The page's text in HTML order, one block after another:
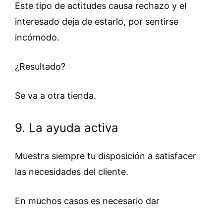
Este tipo de actitudes causa rechazo y el
interesado deja de estarlo, por sentirse
incómodo.
¿Resultado?
Se va a otra tienda.
9. La ayuda activa
Muestra siempre tu disposición a satisfacer
las necesidades del cliente.
En muchos casos es necesario dar